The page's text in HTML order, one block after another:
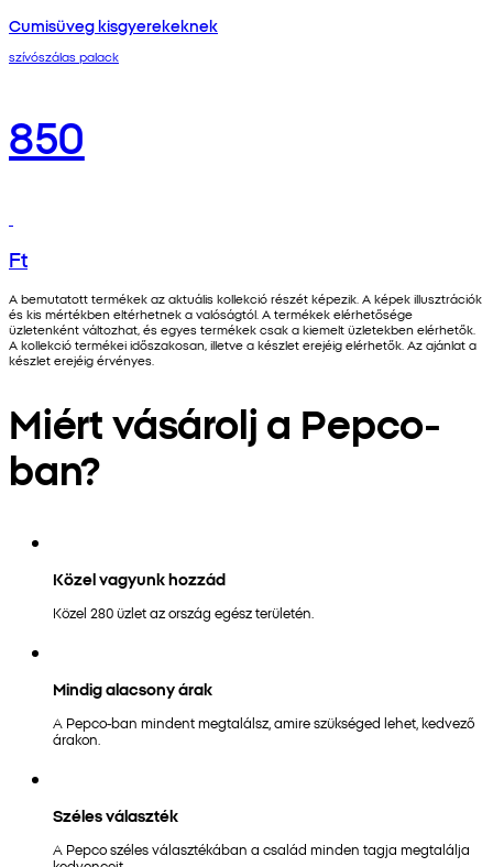
Cumisüveg kisgyerekeknek
szívószálas palack
850
Ft
A bemutatott termékek az aktuális kollekció részét képezik. A képek illusztrációk
és kis mértékben eltérhetnek a valóságtól. A termékek elérhetősége
üzletenként változhat, és egyes termékek csak a kiemelt üzletekben elérhetők.
A kollekció termékei időszakosan, illetve a készlet erejéig elérhetők. Az ajánlat a
készlet erejéig érvényes.
Miért vásárolj a Pepco-
ban?
Közel vagyunk hozzád
Közel 280 üzlet az ország egész területén.
Mindig alacsony árak
A Pepco-ban mindent megtalálsz, amire szükséged lehet, kedvező
árakon.
Széles választék
A Pepco széles választékában a család minden tagja megtalálja